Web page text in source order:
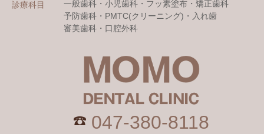
診療科目
一般歯科・小児歯科・フッ素塗布・矯正歯科
予防歯科・PMTC(クリーニング)・入れ歯
審美歯科・口腔外科
047-380-8118